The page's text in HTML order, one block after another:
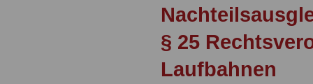
§ 25
Laufbahnen